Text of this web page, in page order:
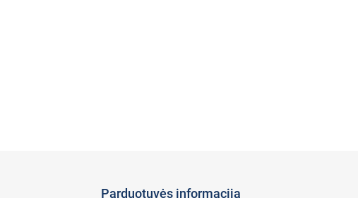
Parduotuvės informacija